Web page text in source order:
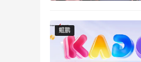
鲲鹏
鲲鹏